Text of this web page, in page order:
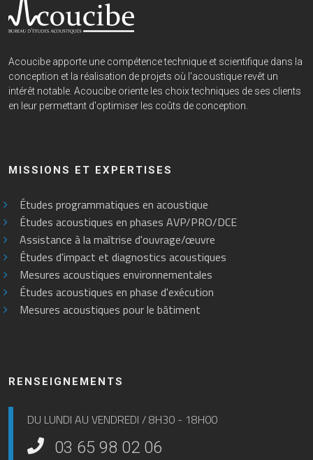
Acoucibe apporte une compétence technique et scientifique dans la
conception et la réalisation de projets où l'acoustique revêt un
intérêt notable. Acoucibe oriente les choix techniques de ses clients
en leur permettant d'optimiser les coûts de conception.
MISSIONS ET EXPERTISES
Études programmatiques en acoustique
Études acoustiques en phases AVP/PRO/DCE
Assistance à la maîtrise d'ouvrage/œuvre
Études d'impact et diagnostics acoustiques
Mesures acoustiques environnementales
Études acoustiques en phase d'exécution
Mesures acoustiques pour le bâtiment
RENSEIGNEMENTS
DU LUNDI AU VENDREDI / 8H30 - 18H00
03 65 98 02 06